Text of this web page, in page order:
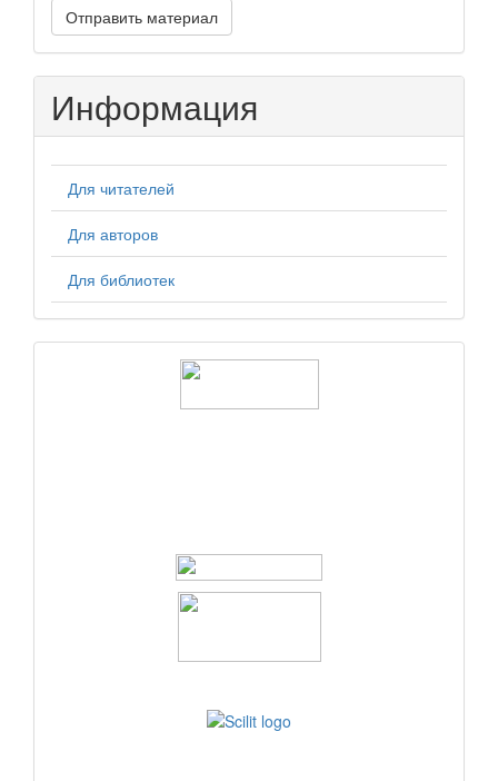
материал
Отправить материал
Информация
Для читателей
Для авторов
Для библиотек